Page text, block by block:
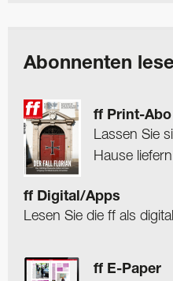
Abonnenten
ff Print-Abo
Lassen Sie
Hause
ff Digital/Apps
Lesen Sie die ff als
ff E-Paper